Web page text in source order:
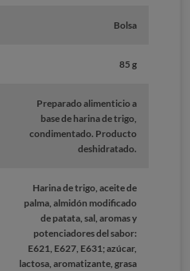
Bolsa
85 g
Preparado alimenticio a
base de harina de trigo,
condimentado. Producto
deshidratado.
Harina de trigo, aceite de
palma, almidón modificado
de patata, sal, aromas y
potenciadores del sabor:
E621, E627, E631; azúcar,
lactosa, aromatizante, grasa